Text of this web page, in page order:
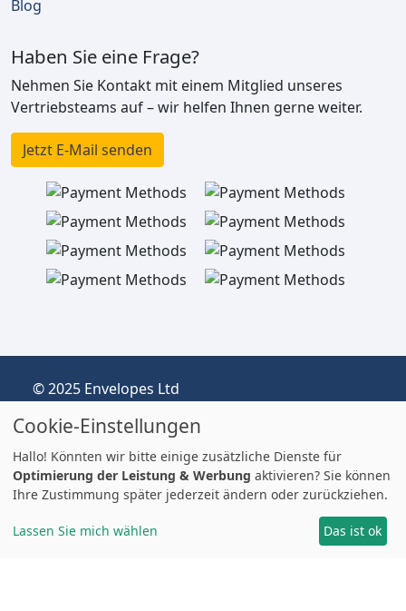
Blog
Haben Sie eine Frage?
Nehmen Sie Kontakt mit einem Mitglied unseres
Vertriebsteams auf – wir helfen Ihnen gerne weiter.
Jetzt E-Mail senden
© 2025 Envelopes Ltd
Königreich, Firmen-Nr.: 03551387
Handelnd unter dem Namen
envelopespackaging.de | Versand vom
Vereinigten Königreich nach Deutschland
Preise in EUR | Zölle & MwSt. können anfallen.
Impressum
Cookie-Einstellungen
Hallo! Könnten wir bitte einige zusätzliche Dienste für
Optimierung der Leistung & Werbung aktivieren? Sie können
Ihre Zustimmung später jederzeit ändern oder zurückziehen.
Lassen Sie mich wählen Das ist ok